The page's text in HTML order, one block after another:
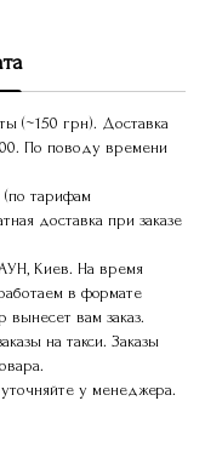
(~150 грн). Доставка
По поводу времени
(по тарифам
доставка при заказе
Киев. На время
в формате
вам заказ.
на такси. Заказы
у менеджера.